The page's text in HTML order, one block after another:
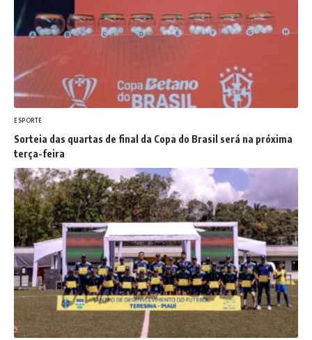
ESPORTE
Sorteia das quartas de final da Copa do Brasil será na próxima
terça-feira